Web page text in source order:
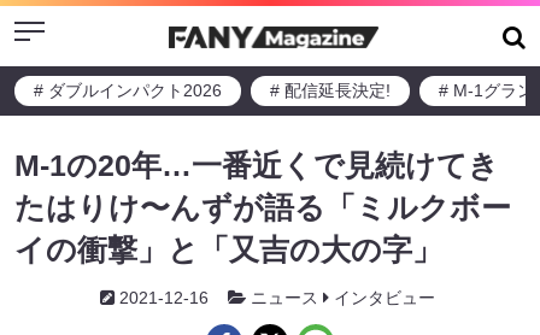
Menu
# ダブルインパクト2026 # 配信延長決定! # M-1グラン
M-1の20年…一番近くで見続けてき
たはりけ〜んずが語る「ミルクボー
イの衝撃」と「又吉の大の字」
2021-12-16 ニュース インタビュー